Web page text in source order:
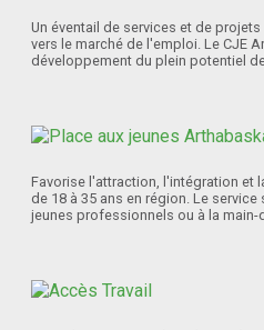
Un éventail de services et de
vers le marché de l'emploi. Le CJE
développement du plein potentiel
Favorise l'attraction, l'intégration et
de 18 à 35 ans en région. Le
jeunes professionnels ou à la main-